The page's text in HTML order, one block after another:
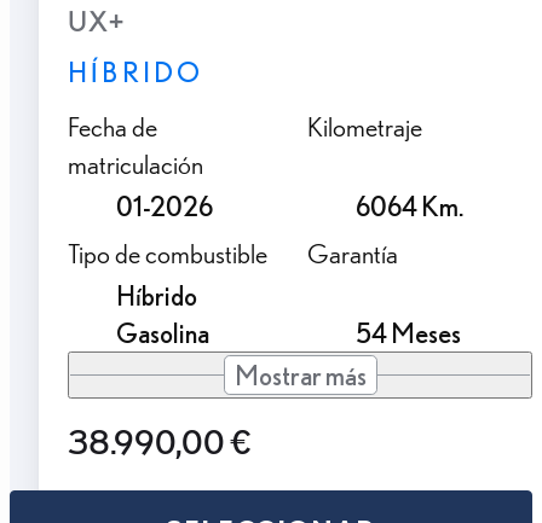
UX+
HÍBRIDO
Fecha de
matriculación
01-2026
Kilometraje
6064 Km.
Tipo de combustible
Híbrido
Gasolina
Garantía
54 Meses
Mostrar más
38.990,00 €